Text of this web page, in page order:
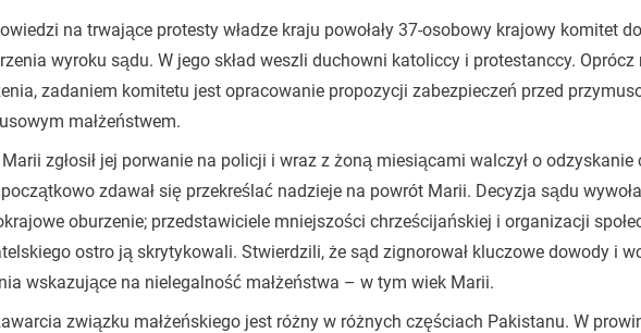
na trwające protesty władze kraju powołały 37-osobowy krajowy komitet
wyroku sądu. W jego skład weszli duchowni katoliccy i protestanccy. Oprócz
zadaniem komitetu jest opracowanie propozycji zabezpieczeń przed
małżeństwem.
zgłosił jej porwanie na policji i wraz z żoną miesiącami walczył o
zdawał się przekreślać nadzieje na powrót Marii. Decyzja sądu
oburzenie; przedstawiciele mniejszości chrześcijańskiej i organizacji
ostro ją skrytykowali. Stwierdzili, że sąd zignorował kluczowe dowody i
wskazujące na nielegalność małżeństwa – w tym wiek Marii.
związku małżeńskiego jest różny w różnych częściach Pakistanu. W